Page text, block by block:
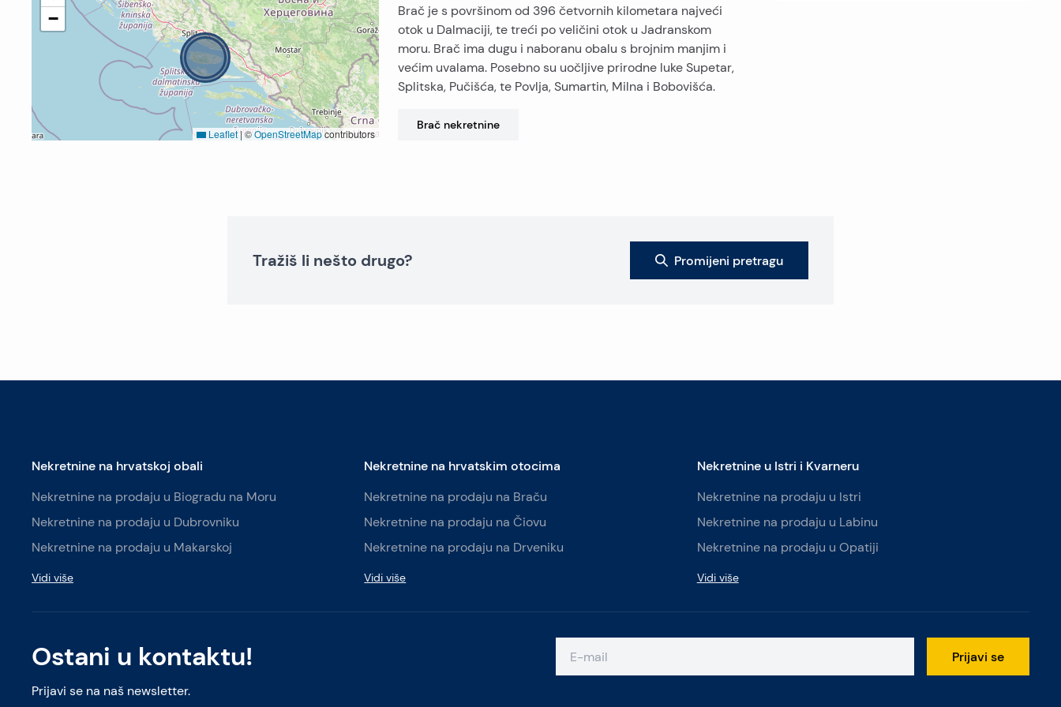
−
Leaflet|©OpenStreetMapcontributors
Brač je s površinom od 396 četvornih kilometara najveći
otok u Dalmaciji, te treći po veličini otok u Jadranskom
moru. Brač ima dugu i naboranu obalu s brojnim manjim i
većim uvalama. Posebno su uočljive prirodne luke Supetar,
Splitska, Pučišća, te Povlja, Sumartin, Milna i Bobovišća.
Brač nekretnine
Tražiš li nešto drugo? Promijeni pretragu
Ostani u kontaktu!
Prijavi se na naš newsletter.
Prijavi se
Nekretnine na hrvatskoj obali
Nekretnine na prodaju u Biogradu na Moru
Nekretnine na prodaju u Dubrovniku
Nekretnine na prodaju u Makarskoj
Vidi više
Nekretnine na hrvatskim otocima
Nekretnine na prodaju na Braču
Nekretnine na prodaju na Čiovu
Nekretnine na prodaju na Drveniku
Vidi više
Nekretnine u Istri i Kvarneru
Nekretnine na prodaju u Istri
Nekretnine na prodaju u Labinu
Nekretnine na prodaju u Opatiji
Vidi više